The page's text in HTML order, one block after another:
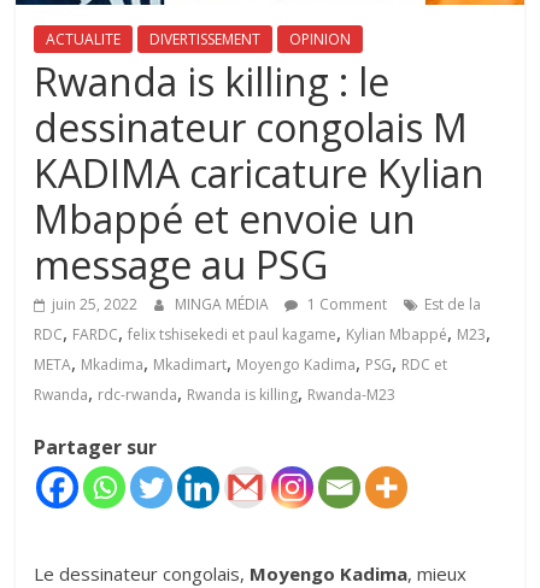
ACTUALITE DIVERTISSEMENT OPINION
Rwanda is killing : le
dessinateur congolais M
KADIMA caricature Kylian
Mbappé et envoie un
message au PSG
juin 25, 2022 MINGA MÉDIA 1 Comment
Est de la
RDC, FARDC,felix tshisekedi et paul kagame, Kylian Mbappé, M23,
META, Mkadima, Mkadimart, Moyengo Kadima, PSG, RDC et
Rwanda, rdc-rwanda, Rwanda is killing, Rwanda-M23
Partager sur
Le dessinateur congolais, Moyengo Kadima, mieux